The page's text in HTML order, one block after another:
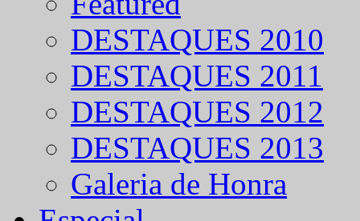
DESTAQUES 2010
DESTAQUES 2011
DESTAQUES 2012
DESTAQUES 2013
Galeria de Honra